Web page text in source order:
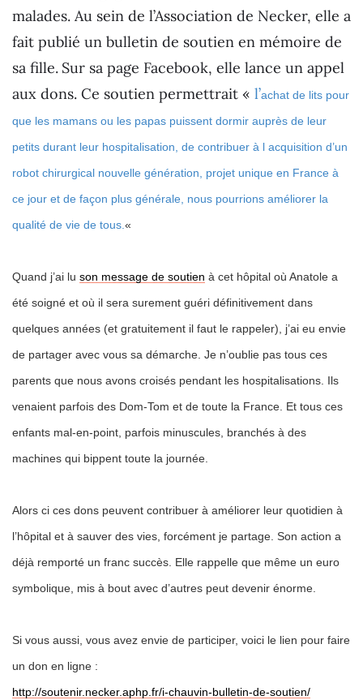
malades. Au sein de l’Association de Necker, elle a
fait publié un bulletin de soutien en mémoire de
sa fille. Sur sa page Facebook, elle lance un appel
aux dons. Ce soutien permettrait « l’achat de lits pour
que les mamans ou les papas puissent dormir auprès de leur
petits durant leur hospitalisation, de contribuer à l acquisition d’un
robot chirurgical nouvelle génération, projet unique en France à
ce jour et de façon plus générale, nous pourrions améliorer la
qualité de vie de tous. «
Quand j’ai lu son message de soutien à cet hôpital où Anatole a
été soigné et où il sera surement guéri définitivement dans
quelques années (et gratuitement il faut le rappeler), j’ai eu envie
de partager avec vous sa démarche. Je n’oublie pas tous ces
parents que nous avons croisés pendant les hospitalisations. Ils
venaient parfois des Dom-Tom et de toute la France. Et tous ces
enfants mal-en-point, parfois minuscules, branchés à des
machines qui bippent toute la journée.
Alors ci ces dons peuvent contribuer à améliorer leur quotidien à
l’hôpital et à sauver des vies, forcément je partage. Son action a
déjà remporté un franc succès. Elle rappelle que même un euro
symbolique, mis à bout avec d’autres peut devenir énorme.
Si vous aussi, vous avez envie de participer, voici le lien pour faire
un don en ligne :
http://soutenir.necker.aphp.fr/i-chauvin-bulletin-de-soutien/